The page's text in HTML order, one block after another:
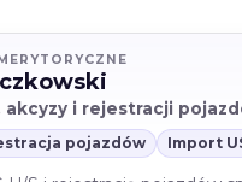
akcyzy i rejestracji
pojazdów Import